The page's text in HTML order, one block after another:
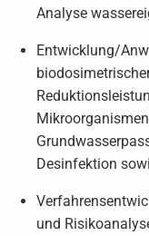
Analyse
Entwicklung/
Desinfektion
und